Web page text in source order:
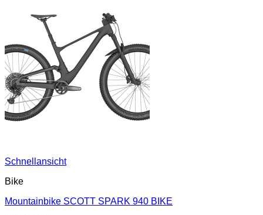
Schnellansicht
Bike
Mountainbike SCOTT SPARK 940 BIKE